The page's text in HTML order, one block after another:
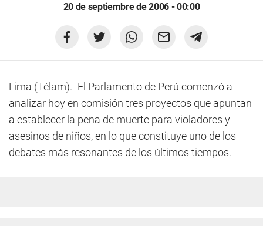
20 de septiembre de 2006 - 00:00
Lima (Télam).- El Parlamento de Perú comenzó a
analizar hoy en comisión tres proyectos que apuntan
a establecer la pena de muerte para violadores y
asesinos de niños, en lo que constituye uno de los
debates más resonantes de los últimos tiempos.